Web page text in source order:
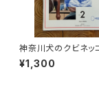
神奈川犬のクビネ
特集：CRAFT on
¥1,300